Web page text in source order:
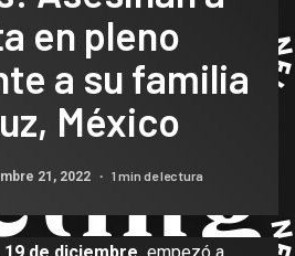
en pleno
a su familia
México
21, 2022 1 min de lectura